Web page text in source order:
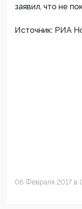
заявил, что не
Источник: РИА
06 Февраля 2017 в